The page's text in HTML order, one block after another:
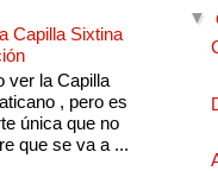
Capilla Sixtina
ver la Capilla
, pero es
única que no
que se va a ...
▼